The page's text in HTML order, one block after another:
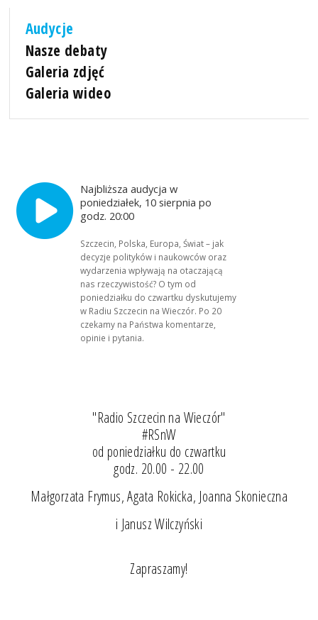
Audycje
Nasze debaty
Galeria zdjęć
Galeria wideo
Najbliższa audycja w
poniedziałek, 10 sierpnia po
godz. 20:00
Szczecin, Polska, Europa, Świat – jak
decyzje polityków i naukowców oraz
wydarzenia wpływają na otaczającą
nas rzeczywistość? O tym od
poniedziałku do czwartku dyskutujemy
w Radiu Szczecin na Wieczór. Po 20
czekamy na Państwa komentarze,
opinie i pytania.
"Radio Szczecin na Wieczór"
#RSnW
od poniedziałku do czwartku
godz. 20.00 - 22.00
Małgorzata Frymus, Agata Rokicka, Joanna Skonieczna
i Janusz Wilczyński
Zapraszamy!